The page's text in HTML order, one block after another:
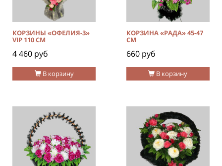
В корзину
КОРЗИНЫ «ОФЕЛИЯ-3»
VIP 110 СМ
4 460 руб
В корзину
КОРЗИНА «РАДА» 45-47
СМ
660 руб